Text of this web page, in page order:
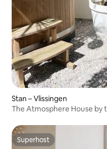
Stan – Vlissingen
The Atmosphere House by
Superhost
Superhost